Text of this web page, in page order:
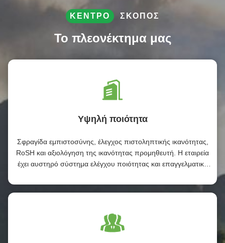
ΚΈΝΤΡΟ ΣΚΟΠΌΣ
Το πλεονέκτημα μας
Υψηλή ποιότητα
Σφραγίδα εμπιστοσύνης, έλεγχος πιστοληπτικής ικανότητας,
RoSH και αξιολόγηση της ικανότητας προμηθευτή. Η εταιρεία
έχει αυστηρό σύστημα ελέγχου ποιότητας και επαγγελματικό